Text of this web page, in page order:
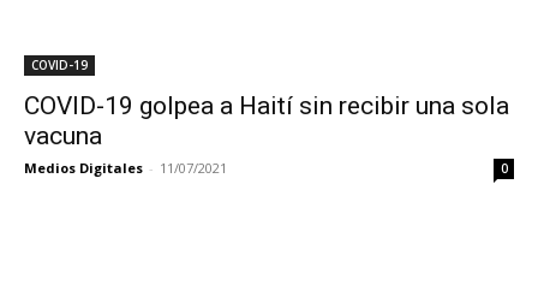
COVID-19
COVID-19 golpea a Haití sin recibir una sola
vacuna
Medios Digitales - 11/07/2021 0